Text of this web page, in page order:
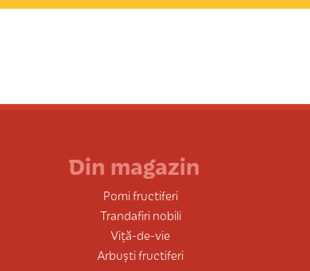
Din magazin
Pomi fructiferi
Trandafiri nobili
Viță-de-vie
Arbuști fructiferi